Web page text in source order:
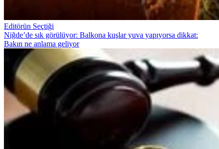
Editörün Seçtiği
Niğde’de sık görülüyor: Balkona kuşlar yuva yapıyorsa dikkat:
Bakın ne anlama geliyor